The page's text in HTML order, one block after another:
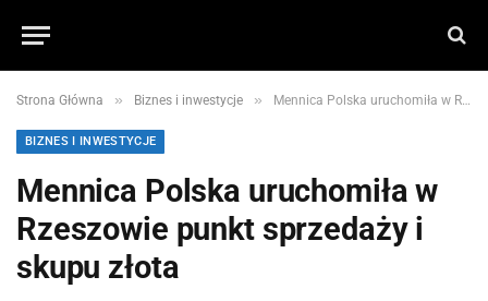
Strona Główna » Biznes i inwestycje » Mennica Polska uruchomiła w Rzeszowie punkt sprzedaży i skupu złota
BIZNES I INWESTYCJE
Mennica Polska uruchomiła w
Rzeszowie punkt sprzedaży i
skupu złota